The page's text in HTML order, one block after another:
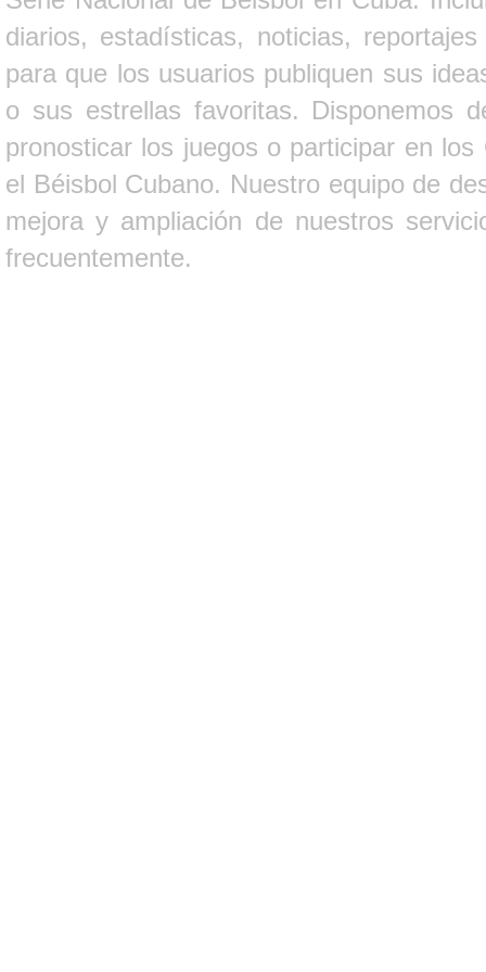
diarios, estadísticas, noticias,
para que los usuarios publiquen sus
o sus estrellas favoritas. Disponemos
pronosticar los juegos o participar en
el Béisbol Cubano. Nuestro equipo de
mejora y ampliación de nuestros
frecuentemente.